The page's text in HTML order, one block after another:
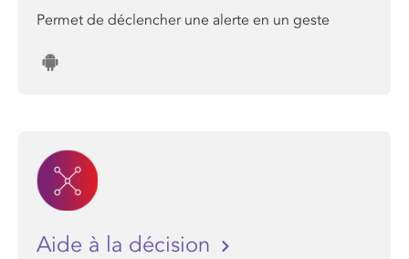
Permet de déclencher une alerte en un geste
Aide à la décision